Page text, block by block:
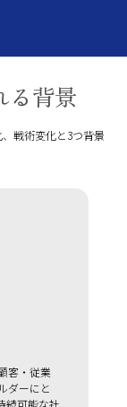
る背景
戦術変化と3つ背景
客・従業
ダーにと
続可能な社